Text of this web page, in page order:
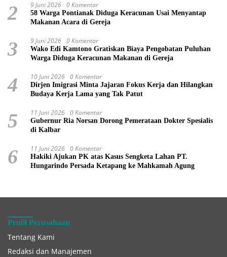
2 9 Juni 2026 0 Komentar
58 Warga Pontianak Diduga Keracunan Usai Menyantap
Makanan Acara di Gereja
3 9 Juni 2026 0 Komentar
Wako Edi Kamtono Gratiskan Biaya Pengobatan Puluhan
Warga Diduga Keracunan Makanan di Gereja
4 10 Juni 2026 0 Komentar
Dirjen Imigrasi Minta Jajaran Fokus Kerja dan Hilangkan
Budaya Kerja Lama yang Tak Patut
5 11 Juni 2026 0 Komentar
Gubernur Ria Norsan Dorong Pemerataan Dokter Spesialis
di Kalbar
6 11 Juni 2026 0 Komentar
Hakiki Ajukan PK atas Kasus Sengketa Lahan PT.
Hungarindo Persada Ketapang ke Mahkamah Agung
Profil Perusahaan
Tentang Kami
Redaksi dan Manajemen